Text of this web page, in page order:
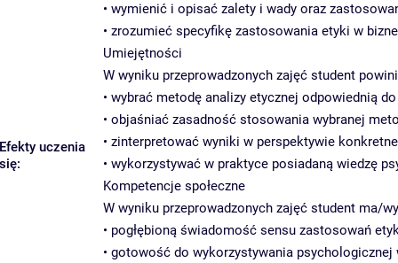
Efekty uczenia
się:
• wymienić i opisać zalety i wady oraz
• zrozumieć specyfikę zastosowania etyki w
Umiejętności
W wyniku przeprowadzonych zajęć student
• wybrać metodę analizy etycznej odpowiednią
• objaśniać zasadność stosowania wybranej
• zinterpretować wyniki w perspektywie
• wykorzystywać w praktyce posiadaną wiedzę
Kompetencje społeczne
W wyniku przeprowadzonych zajęć student ma/
• pogłębioną świadomość sensu zastosowań
• gotowość do wykorzystywania